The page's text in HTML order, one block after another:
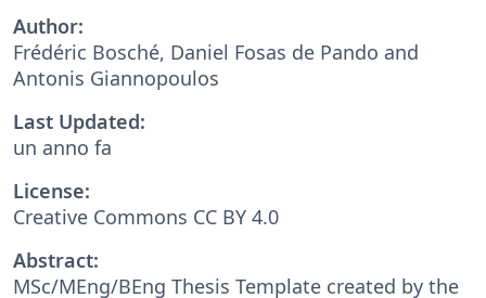
Author:
Frédéric Bosché, Daniel Fosas de Pando and
Antonis Giannopoulos
Last Updated:
un anno fa
License:
Creative Commons CC BY 4.0
Abstract:
MSc/MEng/BEng Thesis Template created by the